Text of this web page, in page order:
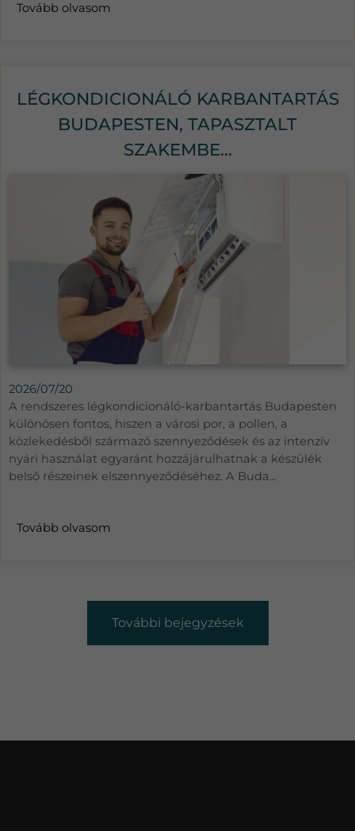
Tovább olvasom
LÉGKONDICIONÁLÓ KARBANTARTÁS
BUDAPESTEN, TAPASZTALT
SZAKEMBE...
2026/07/20
A rendszeres légkondicionáló-karbantartás Budapesten
különösen fontos, hiszen a városi por, a pollen, a
közlekedésből származó szennyeződések és az intenzív
nyári használat egyaránt hozzájárulhatnak a készülék
belső részeinek elszennyeződéséhez. A Buda...
Tovább olvasom
További bejegyzések